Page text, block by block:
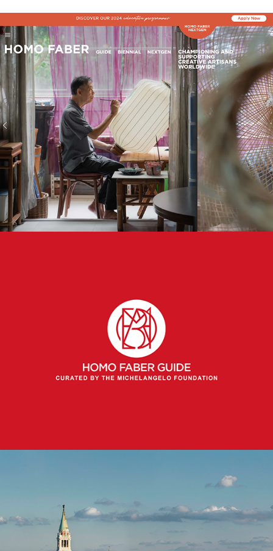
Онлайн пътеводителят Хомо Фабер
Хомо Фабер: към сътворяване на по-хуманно